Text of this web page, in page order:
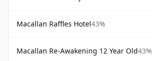
Macallan Raffles Hotel43%
Macallan Re-Awakening 12 Year Old43%